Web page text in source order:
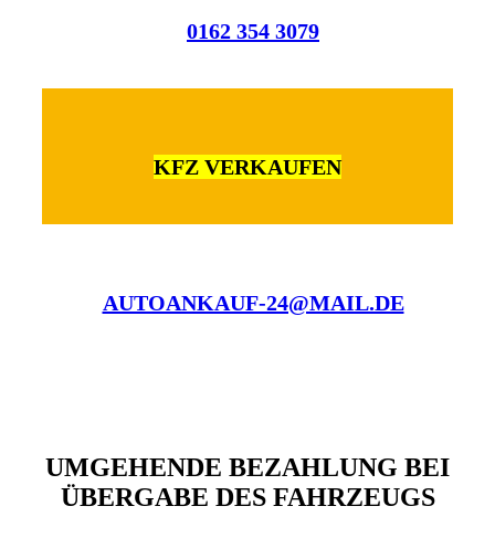
0162 354 3079
KFZ VERKAUFEN
AUTOANKAUF-24@MAIL.DE
UMGEHENDE BEZAHLUNG BEI
ÜBERGABE DES FAHRZEUGS